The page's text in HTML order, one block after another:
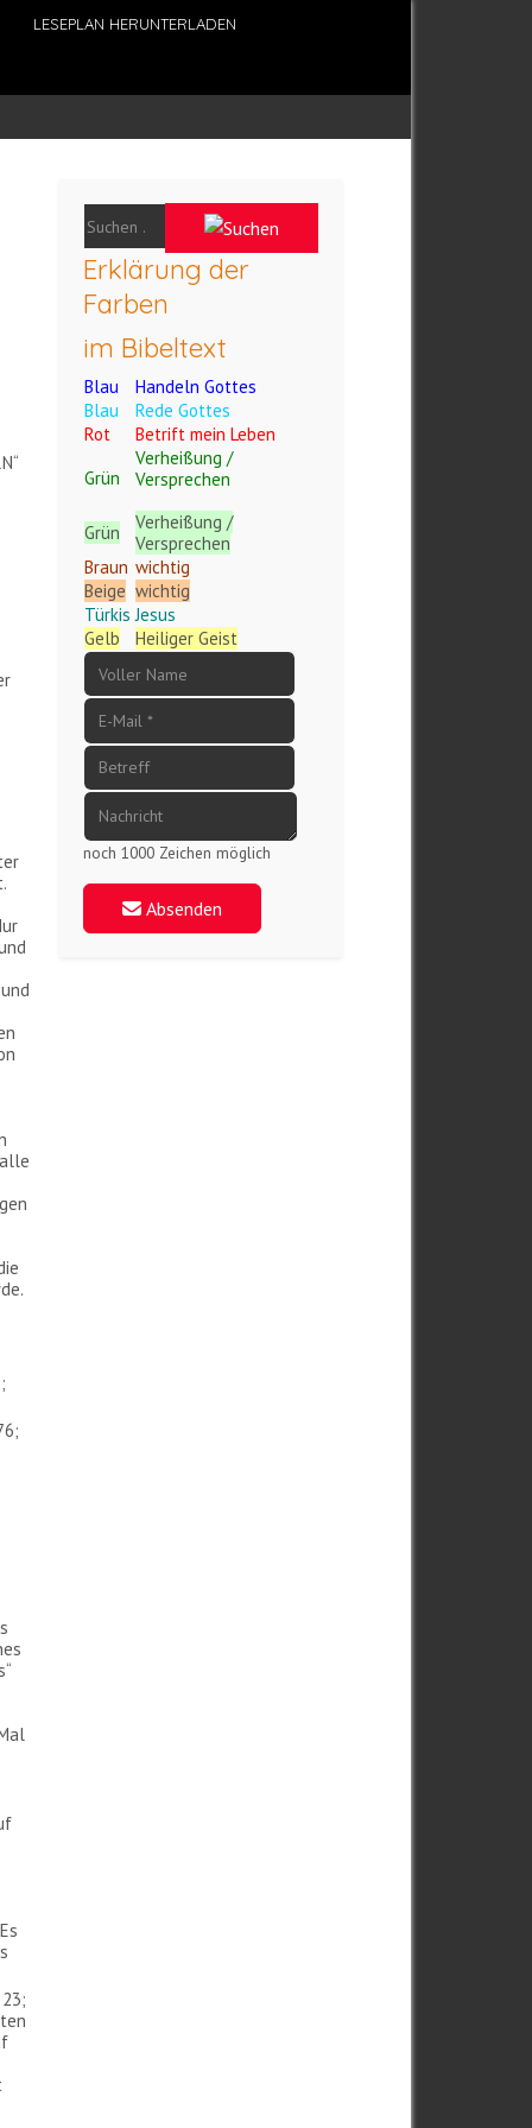
LESEPLAN HERUNTERLADEN
Erklärung der
Farben
im Bibeltext
Blau
Handeln Gottes
Blau
Rede Gottes
Rot
Betrift mein Leben
Grün
Verheißung /
Versprechen
Grün
Verheißung /
Versprechen
Braun wichtig
Beige wichtig
Türkis Jesus
Gelb
Heiliger Geist
noch 1000 Zeichen möglich
Absenden